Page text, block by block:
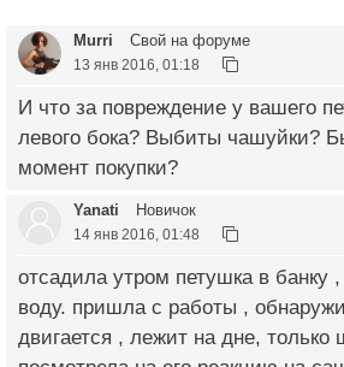
Murri Свой на форуме
13 янв 2016, 01:18
И что за повреждение у вашего
левого бока? Выбиты чашуйки?
момент покупки?
Yanati Новичок
14 янв 2016, 01:48
отсадила утром петушка в банку
воду. пришла с работы ,
двигается , лежит на дне,